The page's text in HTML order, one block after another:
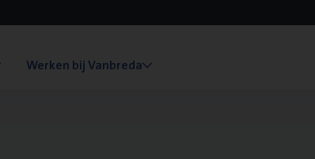
Werken bij Vanbreda